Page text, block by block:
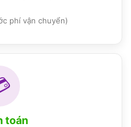
phí vận chuyển)
toán